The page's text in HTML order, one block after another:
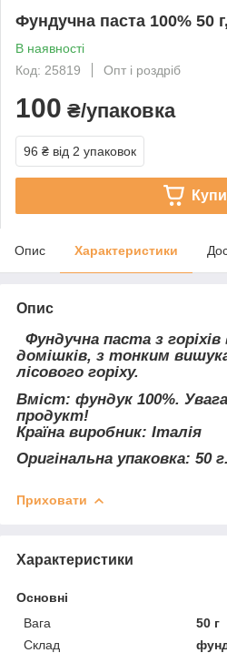
Фундучна паста 100% 50 г,
В наявності
Код: 25819
Опт і роздріб
100 ₴/упаковка
96 ₴ від 2 упаковок
Опис Характеристики
Опис
Фундучна паста з
домішків, з тонким
лісового горіху.
Вміст: фундук 100%.
продукт!
Країна виробник: Італія
Оригінальна упаковка: 50 г.
Приховати
Характеристики
Основні
Вага
50 г
Склад